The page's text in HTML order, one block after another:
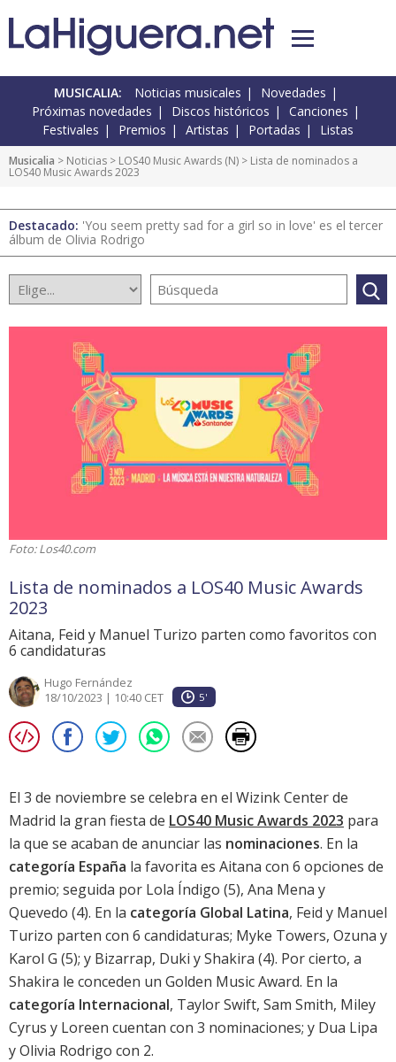
MUSICALIA: Noticias musicales
Novedades
Próximas novedades
Discos históricos
Canciones
Festivales
Premios Artistas Portadas Listas
Musicalia > Noticias > LOS40 Music Awards (N) > Lista de nominados a
LOS40 Music Awards 2023
Destacado: 'You seem pretty sad for a girl so in love' es el tercer
álbum de Olivia Rodrigo
Foto: Los40.com
Lista de nominados a LOS40 Music Awards
2023
Aitana, Feid y Manuel Turizo parten como favoritos con
6 candidaturas
Hugo Fernández
18/10/2023 | 10:40 CET
5'
El 3 de noviembre se celebra en el Wizink Center de
Madrid la gran fiesta de LOS40 Music Awards 2023 para
la que se acaban de anunciar las nominaciones. En la
categoría España la favorita es Aitana con 6 opciones de
premio; seguida por Lola Índigo (5), Ana Mena y
Quevedo (4). En la categoría Global Latina, Feid y Manuel
Turizo parten con 6 candidaturas; Myke Towers, Ozuna y
Karol G (5); y Bizarrap, Duki y Shakira (4). Por cierto, a
Shakira le conceden un Golden Music Award. En la
categoría Internacional, Taylor Swift, Sam Smith, Miley
Cyrus y Loreen cuentan con 3 nominaciones; y Dua Lipa
y Olivia Rodrigo con 2.